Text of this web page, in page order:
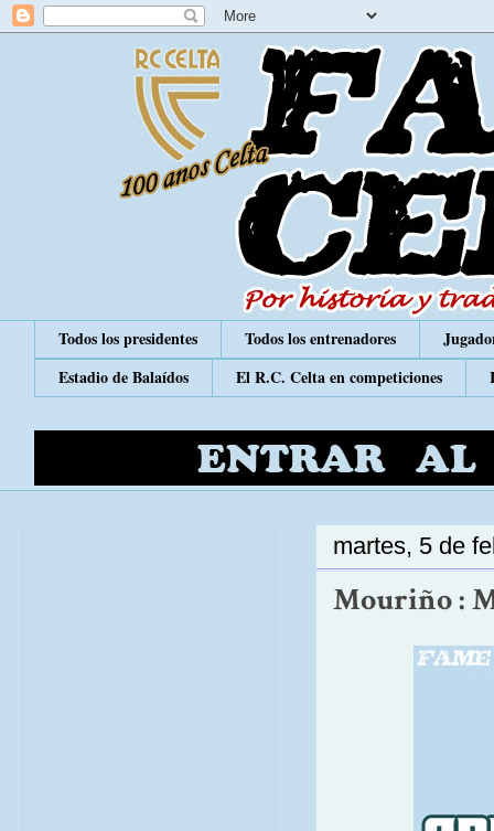
Todos los presidentes Todos los entrenadores
Estadio de Balaídos
El R.C. Celta en competiciones
martes, 5 de
Mouriño :